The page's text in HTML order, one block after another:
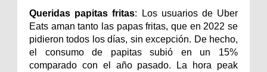
Queridas papitas fritas: Los usuarios de Uber
Eats aman tanto las papas fritas, que en 2022 se
pidieron todos los días, sin excepción. De hecho,
el consumo de papitas subió en un 15%
comparado con el año pasado. La hora peak